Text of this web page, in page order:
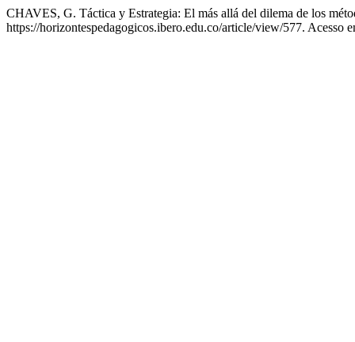
CHAVES, G. Táctica y Estrategia: El más allá del dilema de los
https://horizontespedagogicos.ibero.edu.co/article/view/577. Acesso